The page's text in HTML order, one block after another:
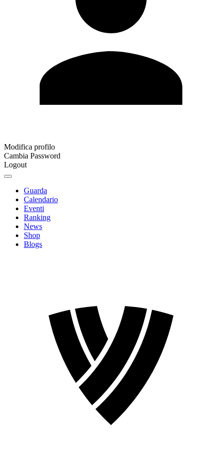
Modifica profilo
Cambia Password
Logout
Guarda
Calendario
Eventi
Ranking
News
Shop
Blogs